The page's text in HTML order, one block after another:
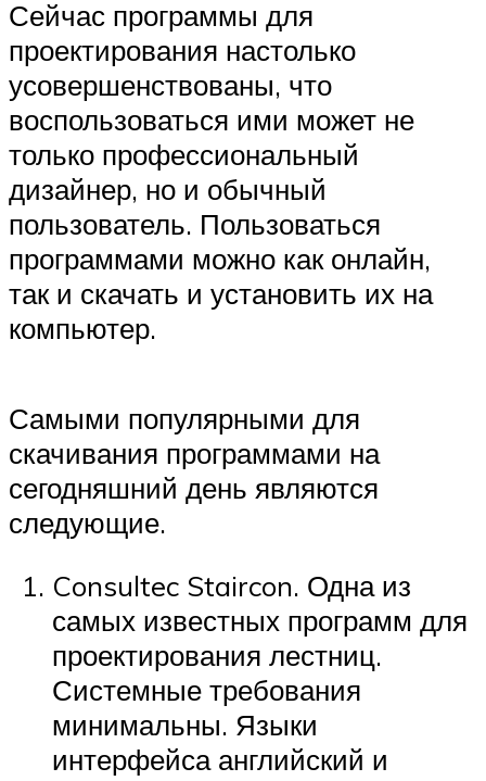
Сейчас программы для
проектирования настолько
усовершенствованы, что
воспользоваться ими может не
только профессиональный
дизайнер, но и обычный
пользователь. Пользоваться
программами можно как онлайн,
так и скачать и установить их на
компьютер.
Самыми популярными для
скачивания программами на
сегодняшний день являются
следующие.
Consultec Staircon. Одна из
самых известных программ для
проектирования лестниц.
Системные требования
минимальны. Языки
интерфейса английский и